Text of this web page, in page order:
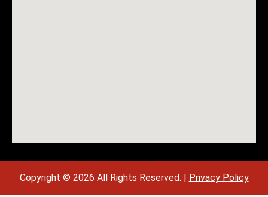
Copyright © 2026 All Rights Reserved. | Privacy Policy